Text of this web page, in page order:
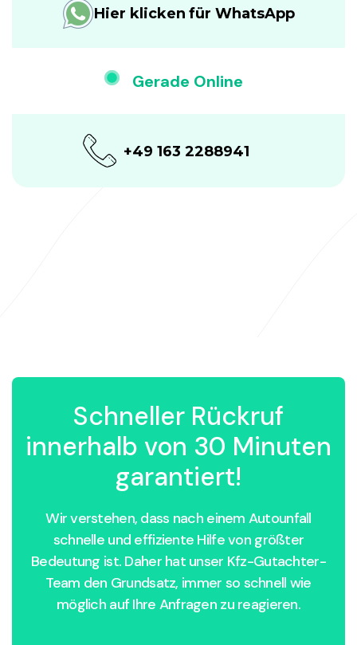
Hier klicken für WhatsApp
Gerade Online
+49 163 2288941
Schneller Rückruf
innerhalb von 30 Minuten
garantiert!
Wir verstehen, dass nach einem Autounfall
schnelle und effiziente Hilfe von größter
Bedeutung ist. Daher hat unser Kfz-Gutachter-
Team den Grundsatz, immer so schnell wie
möglich auf Ihre Anfragen zu reagieren.